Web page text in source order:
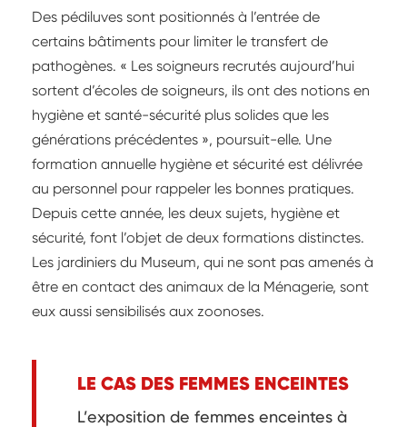
Des pédiluves sont positionnés à l’entrée de
certains bâtiments pour limiter le transfert de
pathogènes. « Les soigneurs recrutés aujourd’hui
sortent d’écoles de soigneurs, ils ont des notions en
hygiène et santé-sécurité plus solides que les
générations précédentes », poursuit-elle. Une
formation annuelle hygiène et sécurité est délivrée
au personnel pour rappeler les bonnes pratiques.
Depuis cette année, les deux sujets, hygiène et
sécurité, font l’objet de deux formations distinctes.
Les jardiniers du Museum, qui ne sont pas amenés à
être en contact des animaux de la Ménagerie, sont
eux aussi sensibilisés aux zoonoses.
LE CAS DES FEMMES ENCEINTES
L’exposition de femmes enceintes à